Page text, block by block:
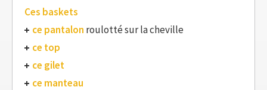
Ces baskets
ce pantalon roulotté sur la cheville
ce top
ce gilet
ce manteau